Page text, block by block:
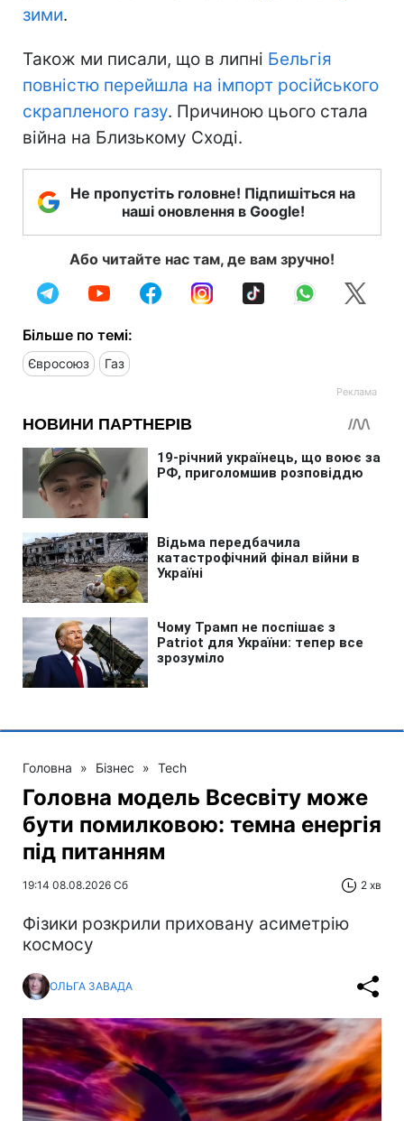
зими.
Також ми писали, що в липні Бельгія
повністю перейшла на імпорт російського
скрапленого газу. Причиною цього стала
війна на Близькому Сході.
Не пропустіть головне! Підпишіться на
наші оновлення в Google!
Або читайте нас там, де вам зручно!
Більше по темі:
Євросоюз Газ
Головна » Бізнес » Tech
Головна модель Всесвіту може
бути помилковою: темна енергія
під питанням
19:14 08.08.2026 Сб 2 хв
Фізики розкрили приховану асиметрію
космосу
ОЛЬГА ЗАВАДА